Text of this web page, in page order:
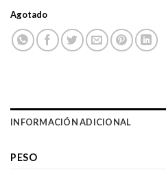
Agotado
INFORMACIÓN ADICIONAL
PESO